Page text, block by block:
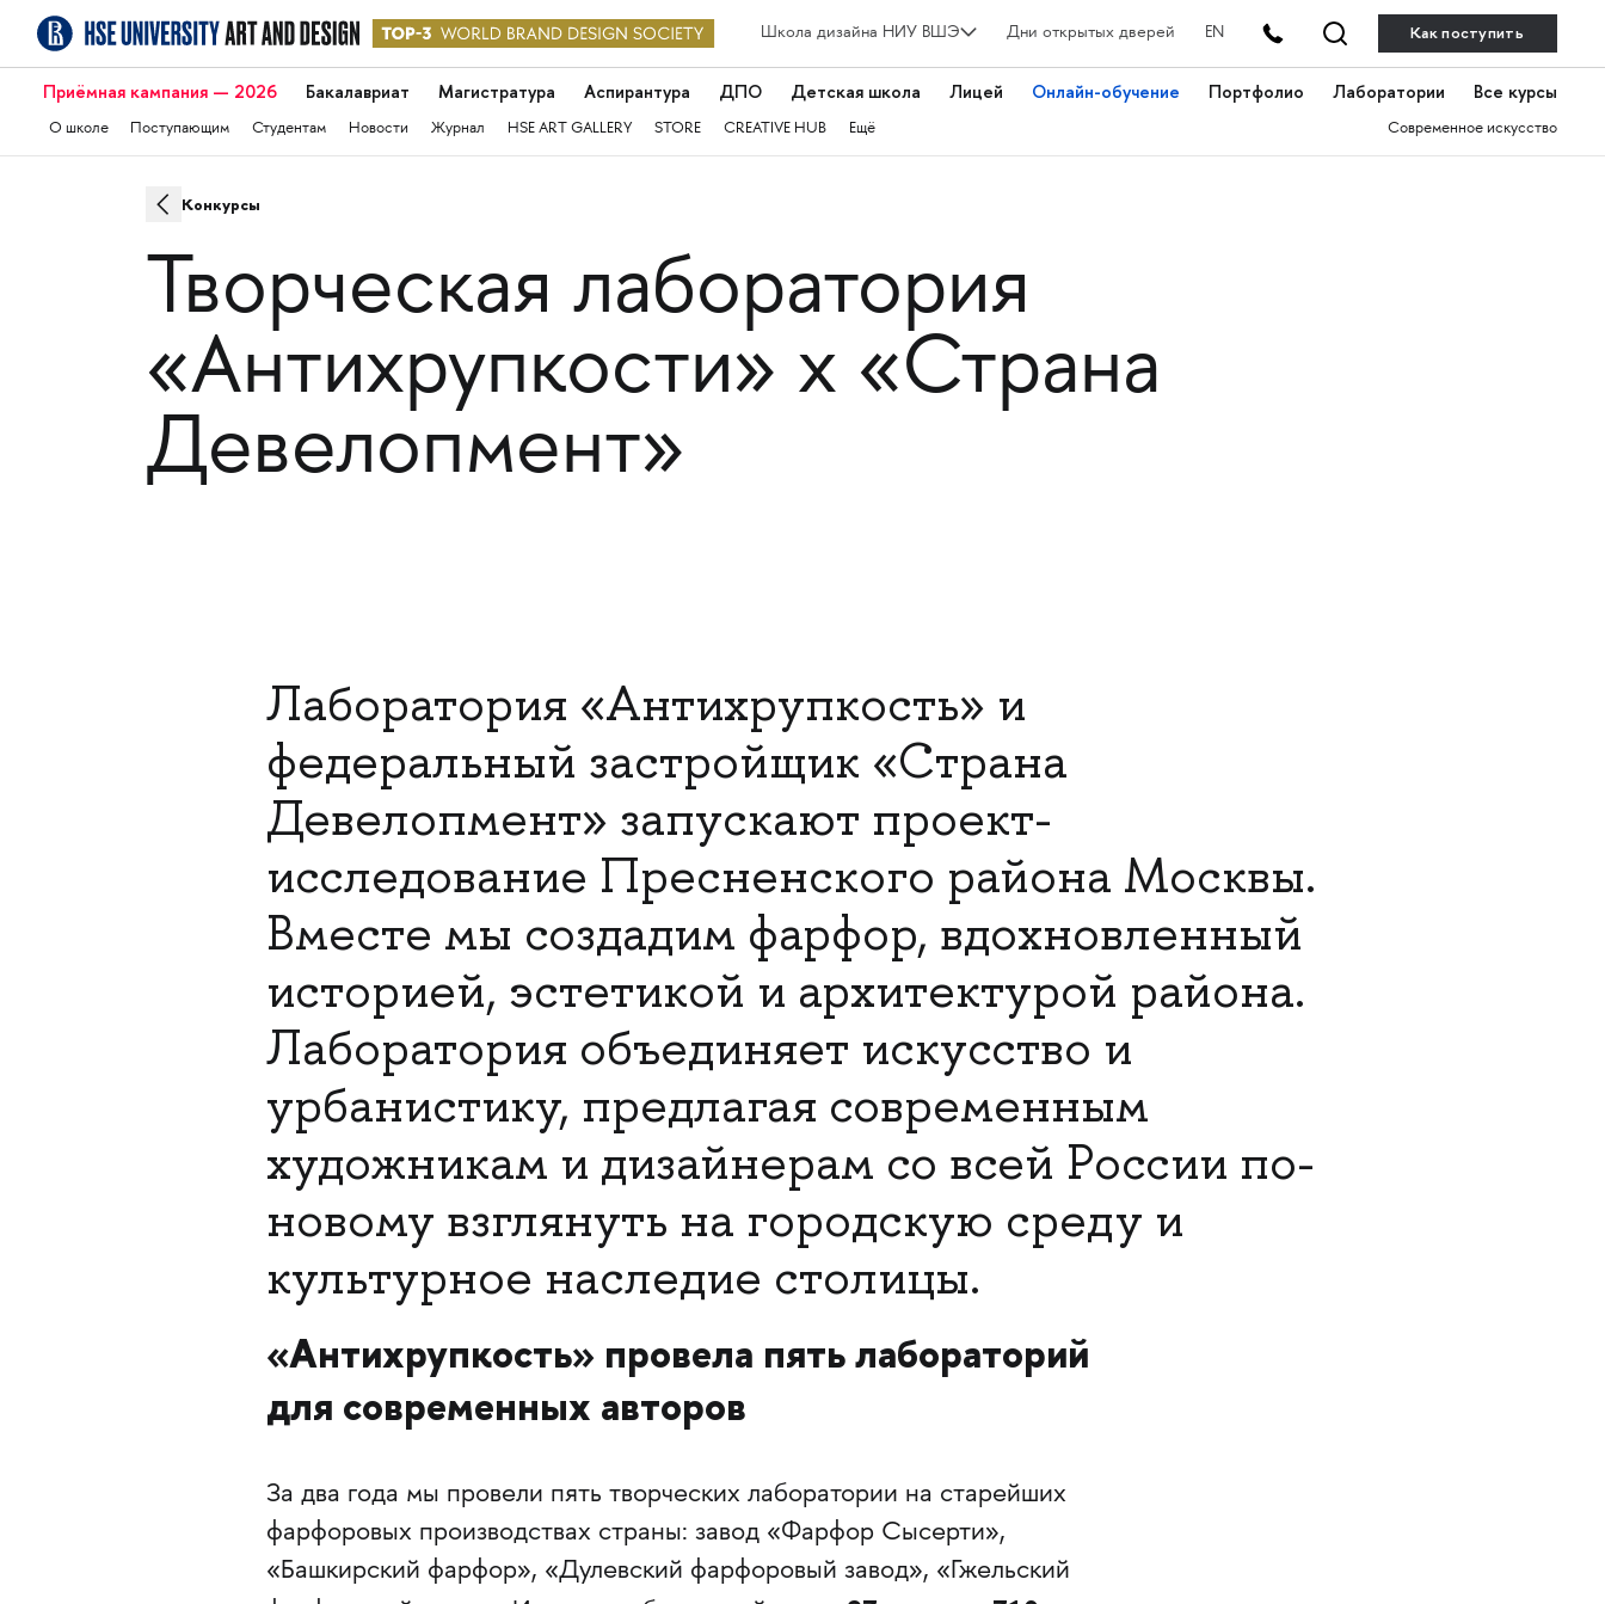
Школа дизайна НИУ ВШЭ Дни открытых дверей EN Как поступить
Приёмная кампания — 2026 Бакалавриат Магистратура Аспирантура ДПО Детская школа Лицей Онлайн-обучение Портфолио Лаборатории Все курсы
О школе Поступающим Студентам Новости Журнал HSE ART GALLERY STORE CREATIVE HUB Ещё Современное искусство
Конкурсы
Творческая лаборатория
«Антихрупкости» х «Страна
Девелопмент»
Лаборатория «Антихрупкость» и
федеральный застройщик «Страна
Девелопмент» запускают проект-
исследование Пресненского района Москвы.
Вместе мы создадим фарфор, вдохновленный
историей, эстетикой и архитектурой района.
Лаборатория объединяет искусство и
урбанистику, предлагая современным
художникам и дизайнерам со всей России по-
новому взглянуть на городскую среду и
культурное наследие столицы.
«Антихрупкость» провела пять лабораторий
для современных авторов
За два года мы провели пять творческих лаборатории на старейших
фарфоровых производствах страны: завод «Фарфор Сысерти»,
«Башкирский фарфор», «Дулевский фарфоровый завод», «Гжельский